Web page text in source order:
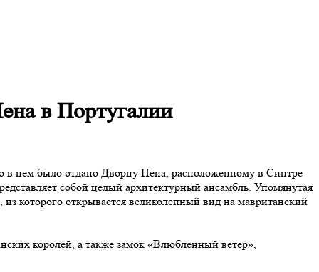
в Португалии
в нем было отдано Дворцу Пена, расположенному в Синтре
собой целый архитектурный ансамбль. Упомянутая
которого открывается великолепный вид на мавританский
королей, а также замок «Влюбленный ветер»,